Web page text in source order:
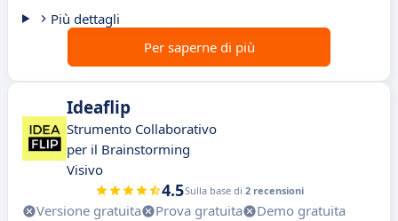
Più dettagli
Per saperne di più
Ideaflip
Strumento Collaborativo
per il Brainstorming
Visivo
4.5Sulla base di 2 recensioni
Versione gratuita Prova gratuita
Demo gratuita